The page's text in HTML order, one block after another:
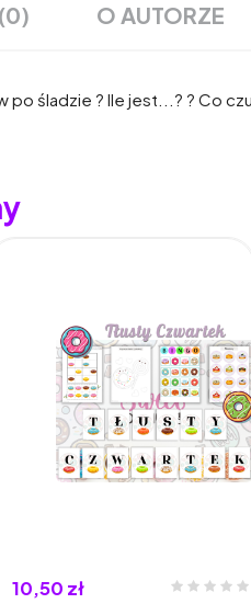
O AUTORZE
śladzie ? Ile jest...? ? Co
10,50 zł